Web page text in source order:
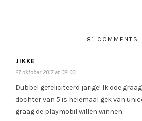
81 COMMENTS
JIKKE
27 oktober 2017 at 08:00
Dubbel gefeliciteerd jarige! Ik doe
dochter van 5 is helemaal gek van
graag de playmobil willen winnen.